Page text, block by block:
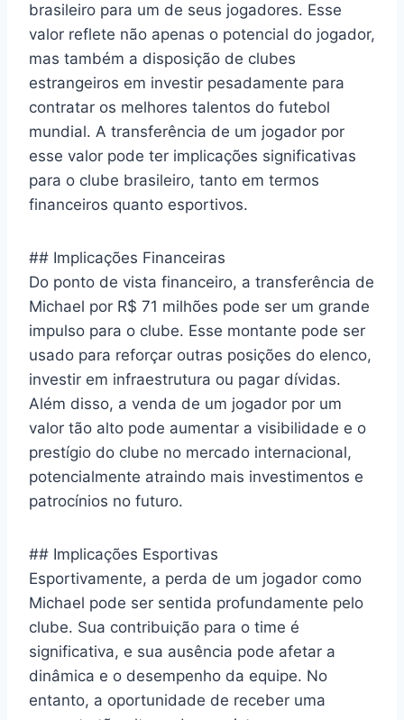
brasileiro para um de seus jogadores. Esse
valor reflete não apenas o potencial do jogador,
mas também a disposição de clubes
estrangeiros em investir pesadamente para
contratar os melhores talentos do futebol
mundial. A transferência de um jogador por
esse valor pode ter implicações significativas
para o clube brasileiro, tanto em termos
financeiros quanto esportivos.
## Implicações Financeiras
Do ponto de vista financeiro, a transferência de
Michael por R$ 71 milhões pode ser um grande
impulso para o clube. Esse montante pode ser
usado para reforçar outras posições do elenco,
investir em infraestrutura ou pagar dívidas.
Além disso, a venda de um jogador por um
valor tão alto pode aumentar a visibilidade e o
prestígio do clube no mercado internacional,
potencialmente atraindo mais investimentos e
patrocínios no futuro.
## Implicações Esportivas
Esportivamente, a perda de um jogador como
Michael pode ser sentida profundamente pelo
clube. Sua contribuição para o time é
significativa, e sua ausência pode afetar a
dinâmica e o desempenho da equipe. No
entanto, a oportunidade de receber uma